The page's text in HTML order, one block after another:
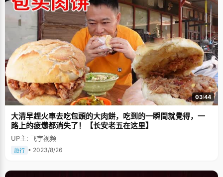
03:44
大清早趕火車去吃包頭的大肉餅，吃到的一瞬間就覺得，一
路上的疲憊都消失了！【长安老五在这里】
UP主: 飞宇视频
旅行 • 2023/8/26